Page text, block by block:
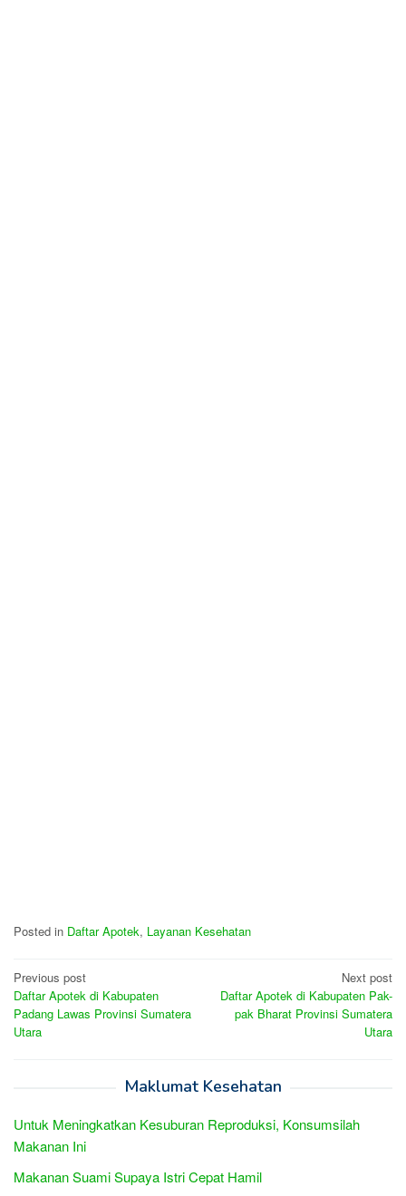
Posted in Daftar Apotek, Layanan Kesehatan
Post
navigation
Previous post
Daftar Apotek di Kabupaten
Padang Lawas Provinsi Sumatera
Utara
Next post
Daftar Apotek di Kabupaten Pak-
pak Bharat Provinsi Sumatera
Utara
Maklumat Kesehatan
Untuk Meningkatkan Kesuburan Reproduksi, Konsumsilah
Makanan Ini
Makanan Suami Supaya Istri Cepat Hamil